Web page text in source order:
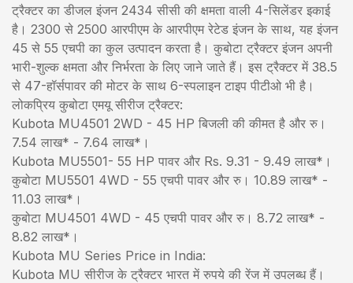
ट्रैक्टर का डीजल इंजन 2434 सीसी की क्षमता वाली 4-सिलेंडर इकाई
है। 2300 से 2500 आरपीएम के आरपीएम रेटेड इंजन के साथ, यह इंजन
45 से 55 एचपी का कुल उत्पादन करता है। कुबोटा ट्रैक्टर इंजन अपनी
भारी-शुल्क क्षमता और निर्भरता के लिए जाने जाते हैं। इस ट्रैक्टर में 38.5
से 47-हॉर्सपावर की मोटर के साथ 6-स्पलाइन टाइप पीटीओ भी है।
लोकप्रिय कुबोटा एमयू सीरीज ट्रैक्टर:
Kubota MU4501 2WD - 45 HP बिजली की कीमत है और रु।
7.54 लाख* - 7.64 लाख*।
Kubota MU5501- 55 HP पावर और Rs. 9.31 - 9.49 लाख*।
कुबोटा MU5501 4WD - 55 एचपी पावर और रु। 10.89 लाख* -
11.03 लाख*।
कुबोटा MU4501 4WD - 45 एचपी पावर और रु। 8.72 लाख* -
8.82 लाख*।
Kubota MU Series Price in India:
Kubota MU सीरीज के ट्रैक्टर भारत में रुपये की रेंज में उपलब्ध हैं।